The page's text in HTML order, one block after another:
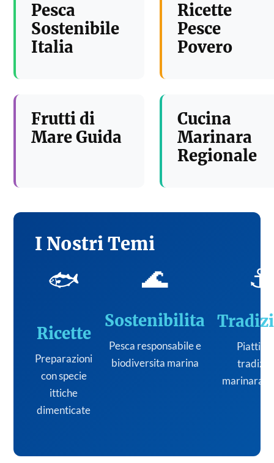
Pesca
Sostenibile
Italia
Ricette
Pesce
Povero
Frutti di
Mare Guida
Cucina
Marinara
Regionale
I Nostri Temi
🐟
Ricette
Preparazioni
con specie
ittiche
dimenticate
🌊
Sostenibilita
Pesca responsabile e
biodiversita marina
⚓
Piatti
marinara